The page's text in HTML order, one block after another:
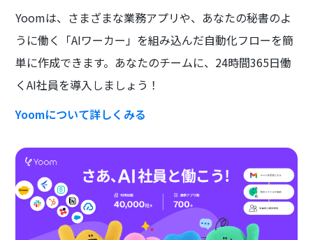
Yoomは、さまざまな業務アプリや、あなたの秘書のよ
うに働く「AIワーカー」を組み込んだ自動化フローを簡
単に作成できます。あなたのチームに、24時間365日働
くAI社員を導入しましょう！
Yoomについて詳しくみる